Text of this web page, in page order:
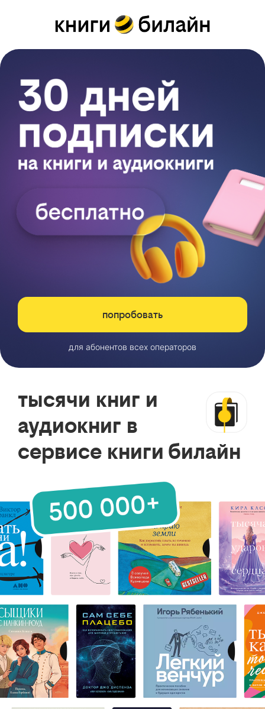
попробовать
для абонентов всех операторов
тысячи книг и
аудиокниг в
сервисе книги билайн